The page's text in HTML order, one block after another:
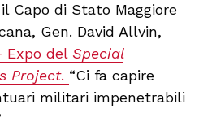
Capo di Stato Maggiore
Gen. David Allvin,
Expo del Special
Project. “Ci fa capire
militari impenetrabili